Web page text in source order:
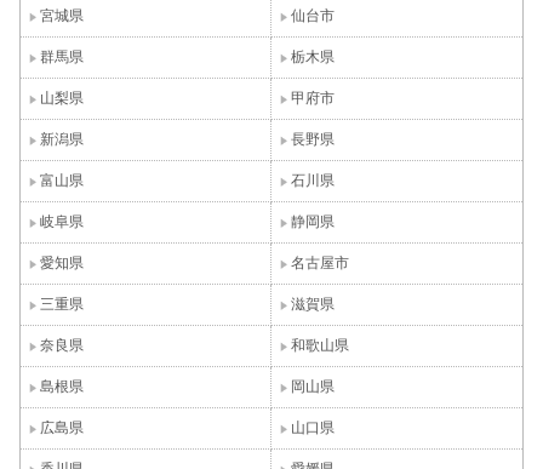
宮城県 仙台市
群馬県 栃木県
山梨県 甲府市
新潟県 長野県
富山県 石川県
岐阜県 静岡県
愛知県 名古屋市
三重県 滋賀県
奈良県 和歌山県
島根県 岡山県
広島県 山口県